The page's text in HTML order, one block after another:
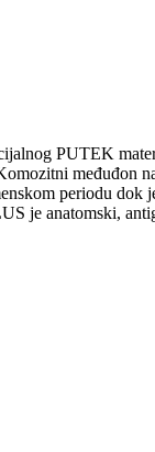
PUTEK
međuđon
periodu
je anatomski,